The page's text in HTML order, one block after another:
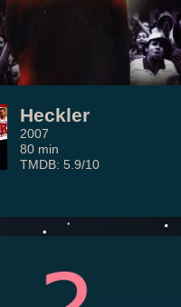
Heckler
2007
80 min
TMDB: 5.9/10